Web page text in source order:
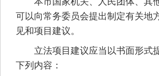
可以向常务委员会提出制定有关地
见和项目建议。
立法项目建议应当以书面形式
下列内容：